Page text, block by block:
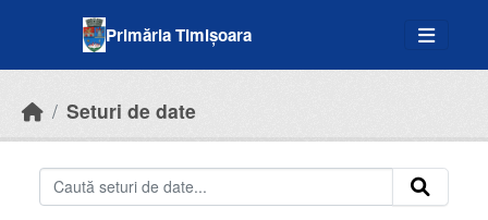
Primăria Timișoara
Seturi de date